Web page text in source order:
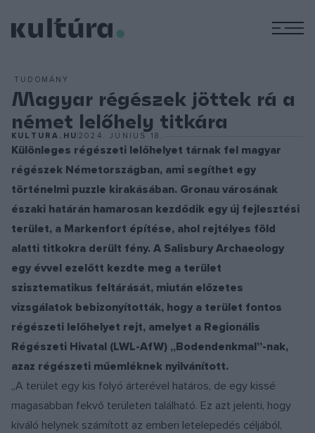
TUDOMÁNY
Magyar régészek jöttek rá a
német lelőhely titkára
KULTURA.HU 2024. JÚNIUS 18.
Különleges régészeti lelőhelyet tárnak fel magyar
régészek Németországban, ami segíthet egy
történelmi puzzle kirakásában. Gronau városának
északi határán hamarosan kezdődik egy új fejlesztési
terület, a Markenfort építése, ahol rejtélyes föld
alatti titkokra derült fény. A Salisbury Archaeology
egy évvel ezelőtt kezdte meg a terület
szisztematikus feltárását, miután előzetes
vizsgálatok bebizonyították, hogy a terület fontos
régészeti lelőhelyet rejt, amelyet a Regionális
Régészeti Hivatal (LWL-AfW) „Bodendenkmal”-nak,
azaz régészeti műemléknek nyilvánított.
„A terület egy kis folyó árterével határos, de egy kissé
magasabban fekvő területen található. Ez azt jelenti, hogy
kiváló helynek számított az emberi letelepedés céljából,